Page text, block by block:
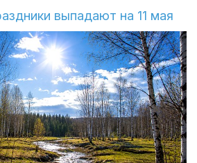
выпадают на 11 мая